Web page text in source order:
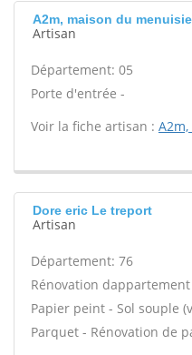
A2m, maison du
Artisan
Département: 05
Porte d'entrée -
Voir la fiche artisan :
Dore eric Le treport
Artisan
Département: 76
Rénovation
Papier peint - Sol souple
Parquet - Rénovation de